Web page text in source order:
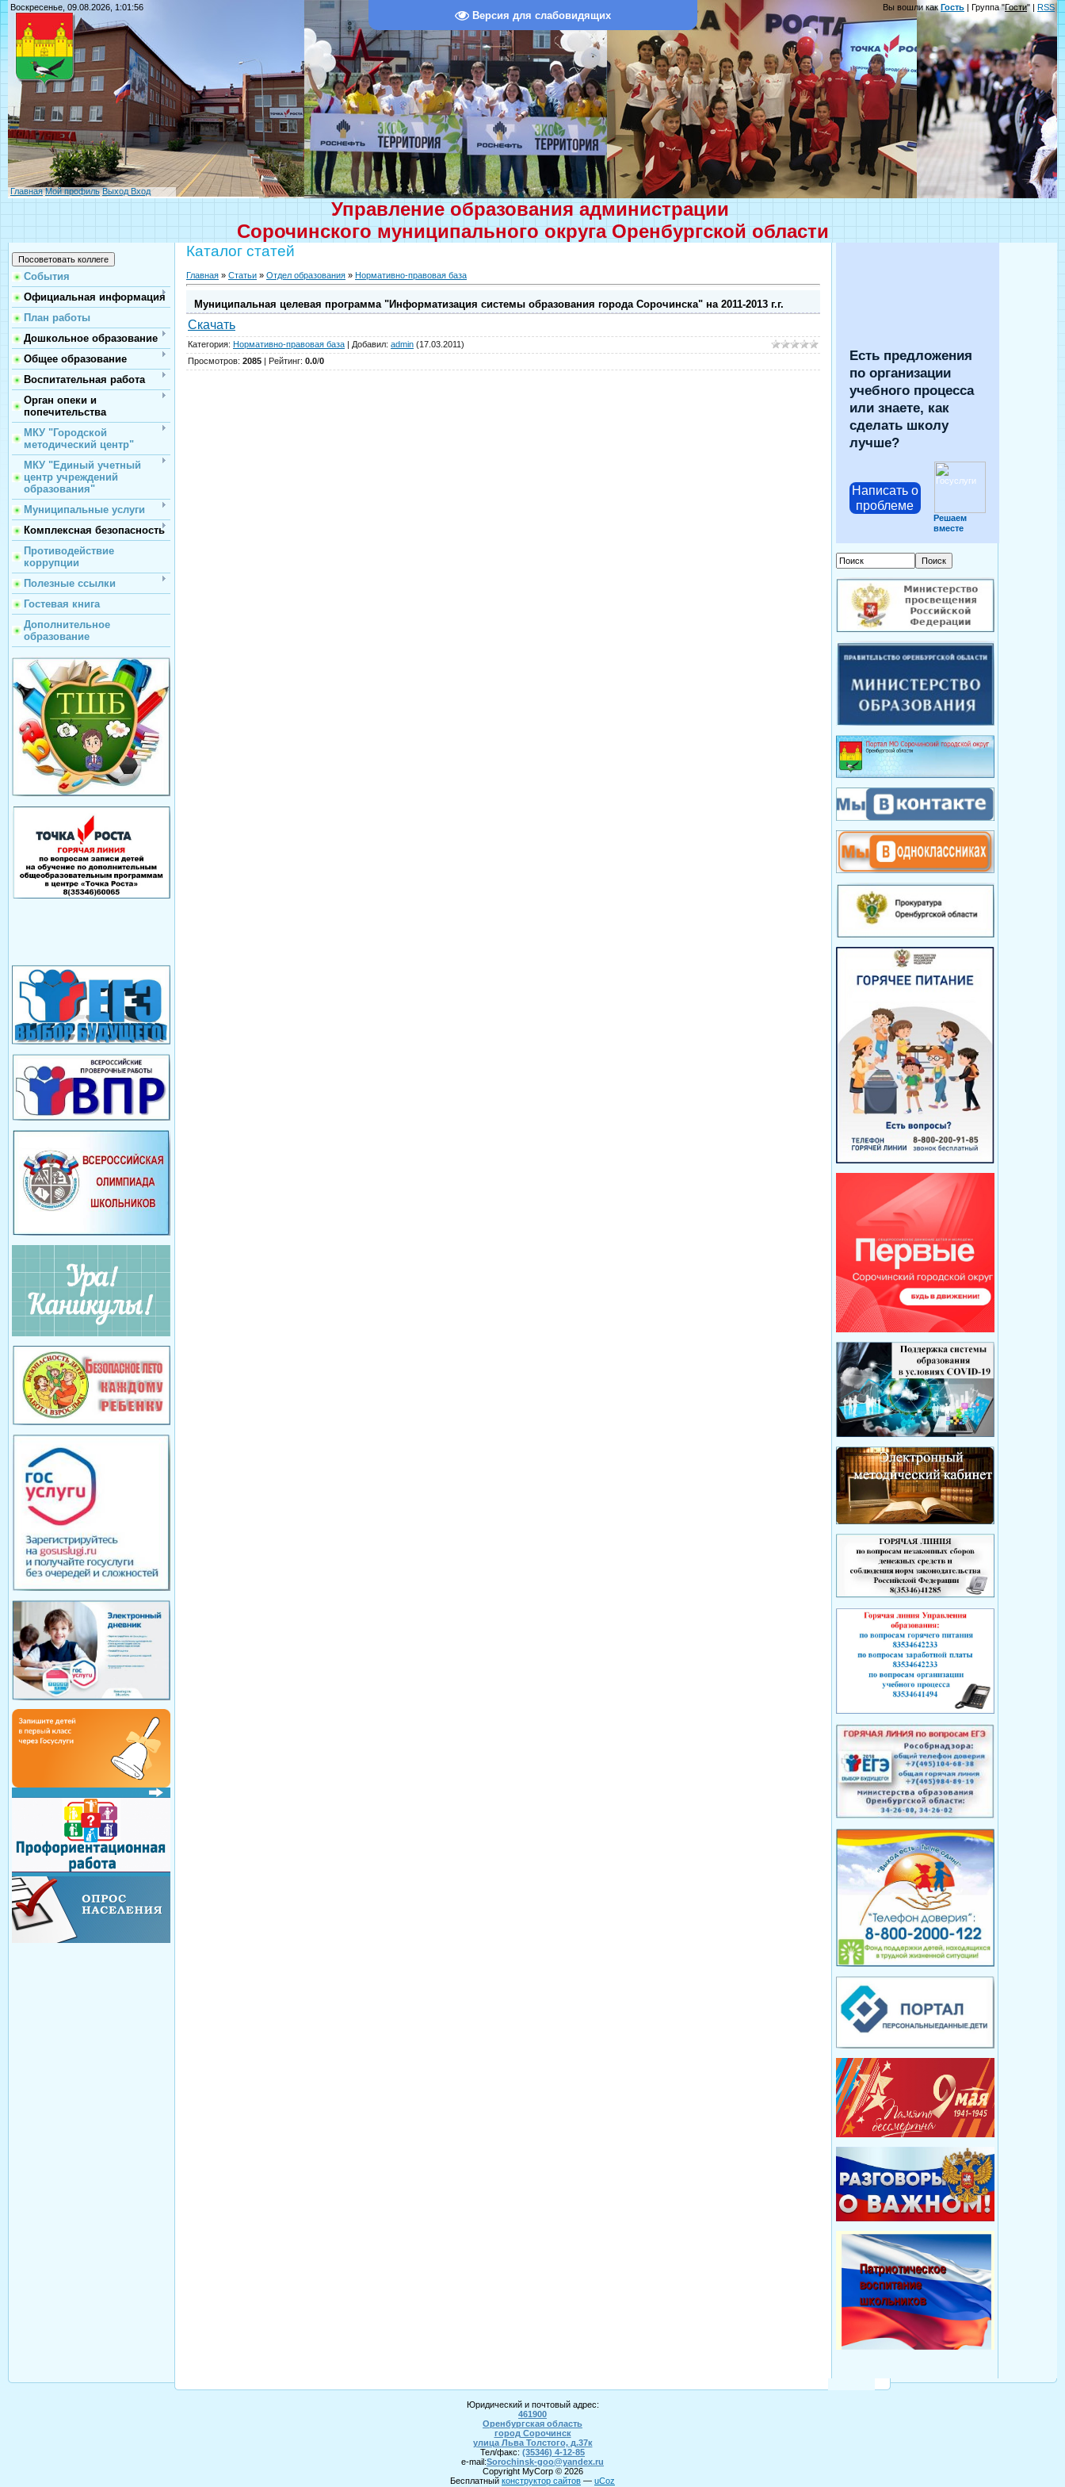
Версия для слабовидящих
Воскресенье, 09.08.2026, 1:01:56 Вы вошли какГость | Группа "Гости" | RSS
Главная Мой профиль Выход Вход
Управление образования администрации
Сорочинского муниципального округа Оренбургской области
События
Официальная информация
План работы
Дошкольное образование
Общее образование
Воспитательная работа
Орган опеки и
попечительства
МКУ "Городской
методический центр"
МКУ "Единый учетный
центр учреждений
образования"
Муниципальные услуги
Комплексная безопасность
Противодействие
коррупции
Полезные ссылки
Гостевая книга
Дополнительное
образование
Каталог статей
Главная » Статьи » Отдел образования » Нормативно-правовая база
Муниципальная целевая программа "Информатизация системы образования города Сорочинска" на 2011-2013 г.г.
Скачать
Категория: Нормативно-правовая база | Добавил: admin (17.03.2011)
Просмотров: 2085 | Рейтинг: 0.0/0
Есть предложения
по организации
учебного процесса
или знаете, как
сделать школу
лучше?
Написать о
проблеме
Решаем
вместе
Юридический и почтовый адрес:
461900
Оренбургская область
город Сорочинск
улица Льва Толстого, д.37к
Тел/факс: (35346) 4-12-85
e-mail:Sorochinsk-goo@yandex.ru
Copyright MyCorp © 2026
Бесплатный конструктор сайтов — uCoz